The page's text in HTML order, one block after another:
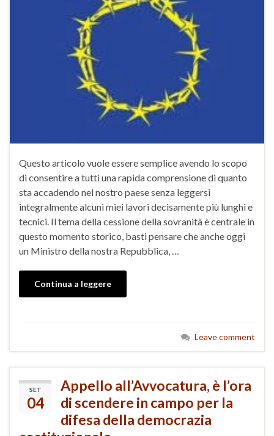
Questo articolo vuole essere semplice avendo lo scopo
di consentire a tutti una rapida comprensione di quanto
sta accadendo nel nostro paese senza leggersi
integralmente alcuni miei lavori decisamente più lunghi e
tecnici. Il tema della cessione della sovranità è centrale in
questo momento storico, basti pensare che anche oggi
un Ministro della nostra Repubblica, …
Continua a leggere
Leave comment
SET
04
Appello all’Avvocatura, è l’ora
di scendere in campo per la
difesa della democrazia